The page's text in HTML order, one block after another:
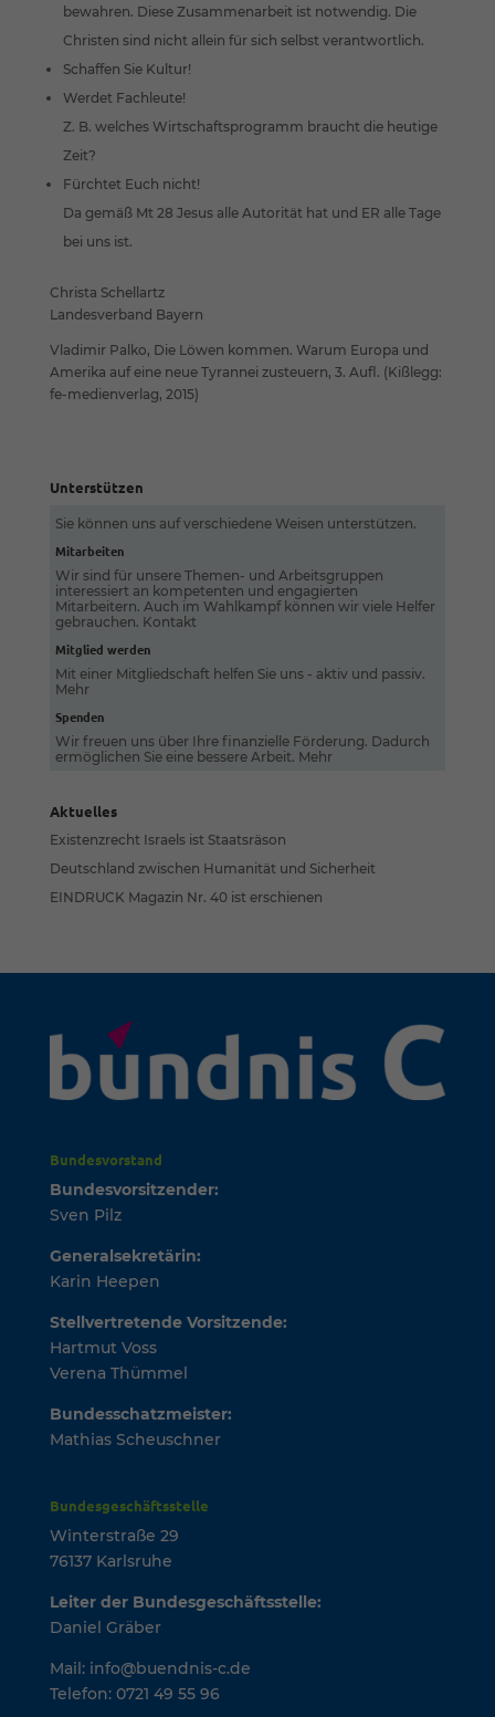
bewahren. Diese Zusammenarbeit ist notwendig. Die
Christen sind nicht allein für sich selbst verantwortlich.
Schaffen Sie Kultur!
Werdet Fachleute!
Z. B. welches Wirtschaftsprogramm braucht die heutige
Zeit?
Fürchtet Euch nicht!
Da gemäß Mt 28 Jesus alle Autorität hat und ER alle Tage
bei uns ist.
Christa Schellartz
Landesverband Bayern
Vladimir Palko, Die Löwen kommen. Warum Europa und
Amerika auf eine neue Tyrannei zusteuern, 3. Aufl. (Kißlegg:
fe-medienverlag, 2015)
Unterstützen
Sie können uns auf verschiedene Weisen unterstützen.
Mitarbeiten
Wir sind für unsere Themen- und Arbeitsgruppen
interessiert an kompetenten und engagierten
Mitarbeitern. Auch im Wahlkampf können wir viele Helfer
gebrauchen. Kontakt
Mitglied werden
Mit einer Mitgliedschaft helfen Sie uns - aktiv und passiv.
Mehr
Spenden
Wir freuen uns über Ihre finanzielle Förderung. Dadurch
ermöglichen Sie eine bessere Arbeit. Mehr
Aktuelles
Existenzrecht Israels ist Staatsräson
Deutschland zwischen Humanität und Sicherheit
EINDRUCK Magazin Nr. 40 ist erschienen
Bundesvorstand
Bundesvorsitzender:
Sven Pilz
Generalsekretärin:
Karin Heepen
Stellvertretende Vorsitzende:
Hartmut Voss
Verena Thümmel
Bundesschatzmeister:
Mathias Scheuschner
Bundesgeschäftsstelle
Winterstraße 29
76137 Karlsruhe
Leiter der Bundesgeschäftsstelle:
Daniel Gräber
Mail: info@buendnis-c.de
Telefon: 0721 49 55 96